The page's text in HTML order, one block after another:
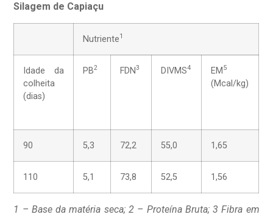
Silagem de Capiaçu
Nutriente1
Idade da
colheita
(dias)
PB2 FDN3 DIVMS4 EM 5
(Mcal/kg)
90 5,3 72,2 55,0 1,65
110 5,1 73,8 52,5 1,56
1 – Base da matéria seca; 2 – Proteína Bruta; 3 Fibra em